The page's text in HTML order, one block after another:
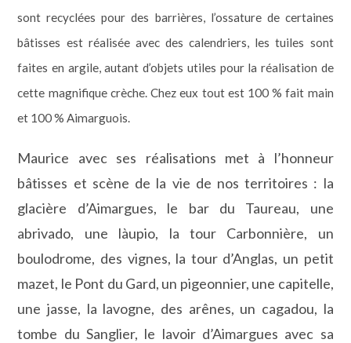
sont recyclées pour des barrières, l’ossature de certaines
bâtisses est réalisée avec des calendriers, les tuiles sont
faites en argile, autant d’objets utiles pour la réalisation de
cette magnifique crèche. Chez eux tout est 100 % fait main
et 100 % Aimarguois.
Maurice avec ses réalisations met à l’honneur
bâtisses et scène de la vie de nos territoires : la
glacière d’Aimargues, le bar du Taureau, une
abrivado, une làupio, la tour Carbonnière, un
boulodrome, des vignes, la tour d’Anglas, un petit
mazet, le Pont du Gard, un pigeonnier, une capitelle,
une jasse, la lavogne, des arênes, un cagadou, la
tombe du Sanglier, le lavoir d’Aimargues avec sa